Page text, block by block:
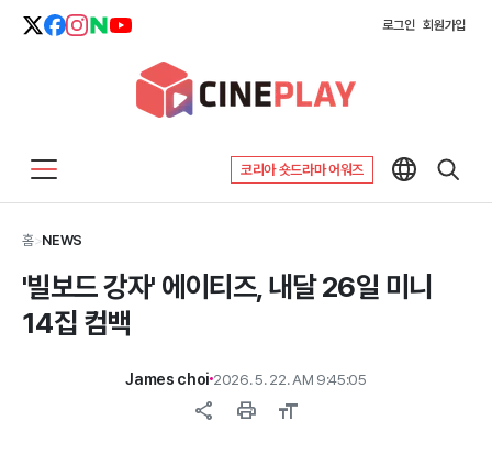
로그인 회원가입
코리아 숏드라마 어워즈
홈>NEWS
'빌보드 강자' 에이티즈, 내달 26일 미니
14집 컴백
James choi 2026. 5. 22. AM 9:45:05
share print format_size